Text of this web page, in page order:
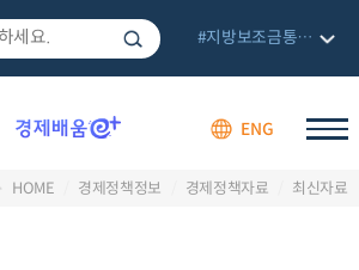
ENG
#지방보조금통합관리망
HOME 경제정책정보 경제정책자료 최신자료